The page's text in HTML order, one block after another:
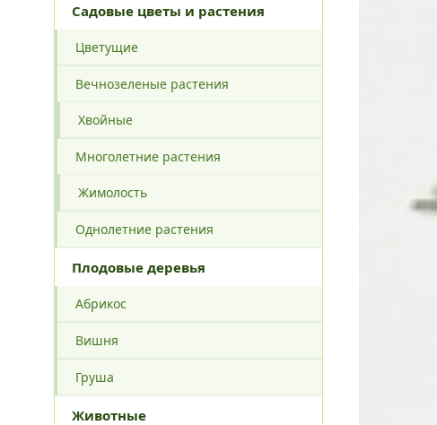
Садовые цветы и растения
Цветущие
Вечнозеленые растения
Хвойные
Многолетние растения
Жимолость
Однолетние растения
Плодовые деревья
Абрикос
Вишня
Груша
Животные